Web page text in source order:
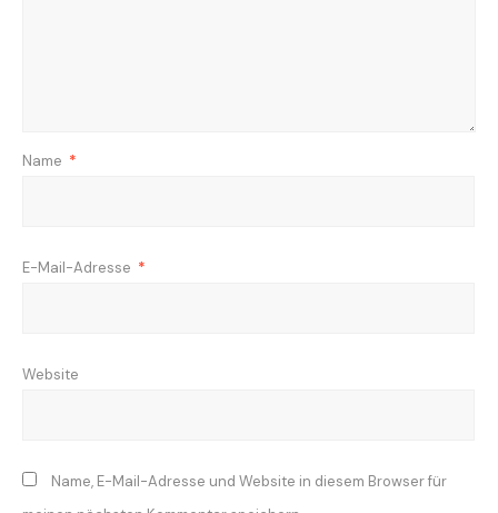
Name *
E-Mail-Adresse *
Website
Name, E-Mail-Adresse und Website in diesem Browser für